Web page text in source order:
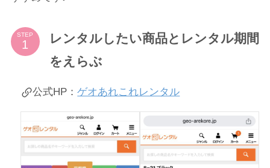
STEP
レンタルしたい商品とレンタル期間
をえらぶ
公式HP：ゲオあれこれレンタル